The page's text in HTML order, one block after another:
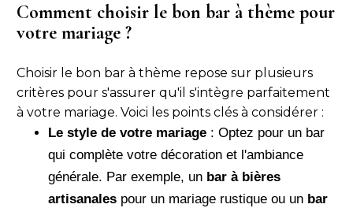
Comment choisir le bon bar à thème pour
votre mariage ?
Choisir le bon bar à thème repose sur plusieurs
critères pour s'assurer qu'il s'intègre parfaitement
à votre mariage. Voici les points clés à considérer :
Le style de votre mariage : Optez pour un bar
qui complète votre décoration et l'ambiance
générale. Par exemple, un bar à bières
artisanales pour un mariage rustique ou un bar